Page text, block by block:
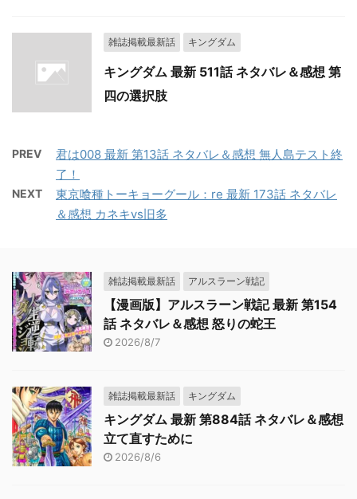
雑誌掲載最新話 キングダム
キングダム 最新 511話 ネタバレ＆感想 第
四の選択肢
PREV
君は008 最新 第13話 ネタバレ＆感想 無人島テスト終
了！
NEXT
東京喰種トーキョーグール：re 最新 173話 ネタバレ
＆感想 カネキvs旧多
雑誌掲載最新話 アルスラーン戦記
【漫画版】アルスラーン戦記 最新 第154
話 ネタバレ＆感想 怒りの蛇王
2026/8/7
雑誌掲載最新話 キングダム
キングダム 最新 第884話 ネタバレ＆感想
立て直すために
2026/8/6